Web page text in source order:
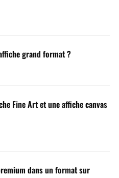
grand format ?
Fine Art et une affiche canvas
dans un format sur